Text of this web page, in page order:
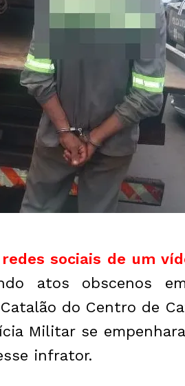
sociais de um
atos obscenos
do Centro de
Militar se
infrator.